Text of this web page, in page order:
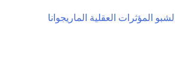
الشبو المؤثرات العقلية الماريجوانا